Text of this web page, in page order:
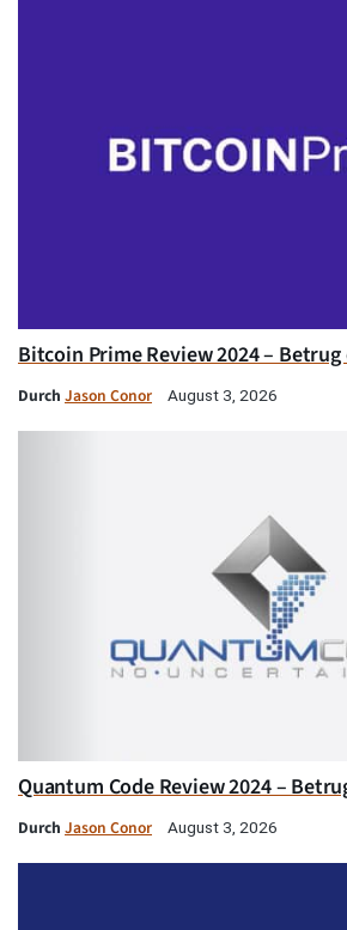
Bitcoin Prime Review 2024 –
Durch Jason Conor August 3, 2026
Quantum Code Review 2024 –
Durch Jason Conor August 3, 2026